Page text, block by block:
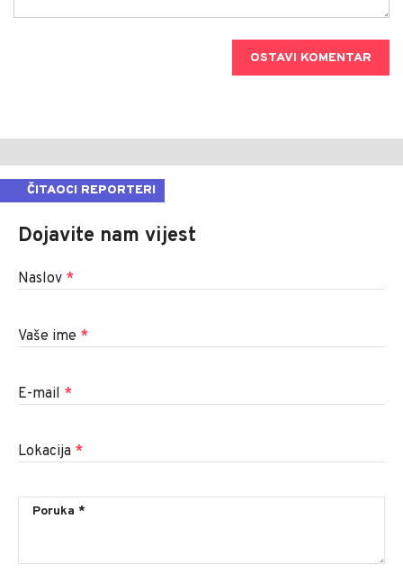
OSTAVI KOMENTAR
ČITAOCI REPORTERI
Dojavite nam vijest
Naslov *
Vaše ime *
E-mail *
Lokacija *